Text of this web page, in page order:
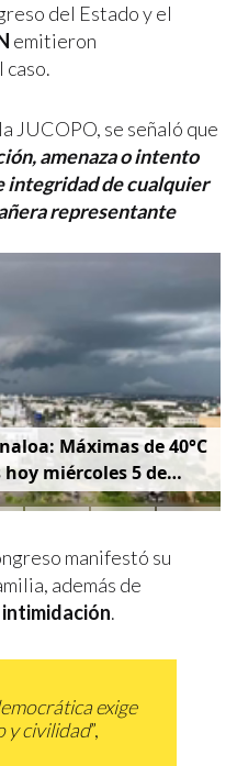
del Estado y el
emitieron
caso.
JUCOPO, se señaló que
amenaza o intento
integridad de cualquier
representante
Máximas de 40°C
miércoles 5 de
manifestó su
además de
.
exige
y civilidad”,